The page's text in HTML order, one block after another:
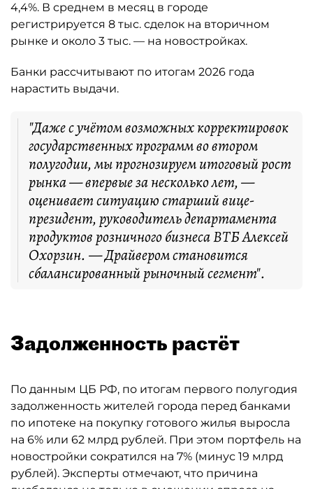
4,4%. В среднем в месяц в городе
регистрируется 8 тыс. сделок на вторичном
рынке и около 3 тыс. — на новостройках.
Банки рассчитывают по итогам 2026 года
нарастить выдачи.
"Даже с учётом возможных корректировок
государственных программ во втором
полугодии, мы прогнозируем итоговый рост
рынка — впервые за несколько лет, —
оценивает ситуацию старший вице-
президент, руководитель департамента
продуктов розничного бизнеса ВТБ Алексей
Охорзин. — Драйвером становится
сбалансированный рыночный сегмент".
Задолженность растёт
По данным ЦБ РФ, по итогам первого полугодия
задолженность жителей города перед банками
по ипотеке на покупку готового жилья выросла
на 6% или 62 млрд рублей. При этом портфель на
новостройки сократился на 7% (минус 19 млрд
рублей). Эксперты отмечают, что причина